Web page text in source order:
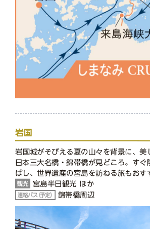
岩国
岩国城がそびえる夏の山々を背景に、美
日本三⼤名橋・錦帯橋が見どころ。すぐ
ばし、世界遺産の宮島を訪ねる旅もおす
宮島半日観光 ほか
錦帯橋周辺